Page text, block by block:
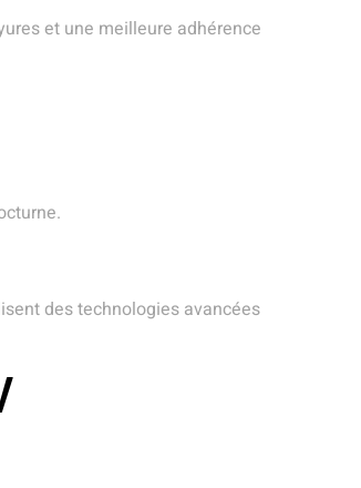
et une meilleure adhérence
des technologies avancées